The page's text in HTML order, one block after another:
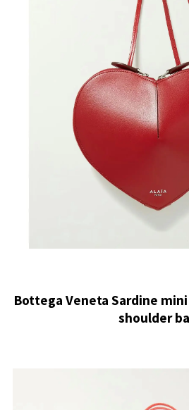
Bottega Veneta Sardine
shoulder